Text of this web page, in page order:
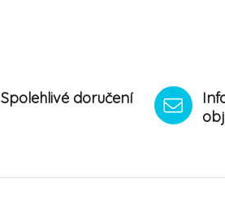
Spolehlivé doručení